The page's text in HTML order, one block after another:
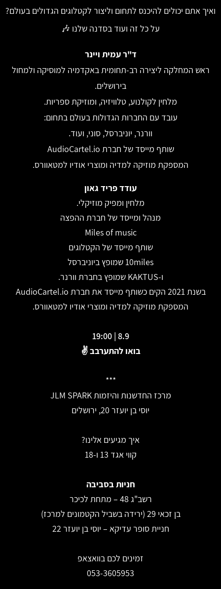
ואיך אתם יכולים להיכנס לתחום וליצור לקטלוגים הגדולים בעולם?
על כל זה ועוד בסדנה שלנו 🎶
ד"ר עמית ויינר
ראש המחלקה ליצירה רב-תחומית באקדמיה למוסיקה ולמחול
בירושלים.
מלחין לקולנוע, טלוויזיה, ומוזיקת ספריות.
עובד עם החברות הגדולות בעולם בתחום:
וורנר, יוניברסל, סוני, ועוד.
שותף מייסד של חברת AudioCartel.io
המספקת מוזיקה למדיה ומוצרי אודיו למטאוורס.
עודד פריד גאון
מלחין ומפיק מוזיקלי.
מנהל ומייסד של חברת ההפצה
Miles of music
שותף מייסד של הקטלוגים
10miles שמופץ ביוניברסל
ו-KAKTUS שמופץ בחברת וורנר.
בשנת 2021 הקים כשותף מייסד את חברת AudioCartel.io
המספקת מוזיקה למדיה ומוצרי אודיו למטאוורס.
8.9 | 19:00
בואו להתערבב ✌
***
מרכז החדשנות והיזמות JLM SPARK
יוסי בן יועזר 20, ירושלים
איך מגיעים אלינו?
קווי אגד 13 ו-18
חניות בסביבה
רשב"ג 48 – מתחת לכיכר
בן זכאי 29 (ירידה בשביל הקטמונים למרכז)
חניית סופר עדיקא – יוסי בן יועזר 22
זמינים לכם בוואצאפ
053-3605953